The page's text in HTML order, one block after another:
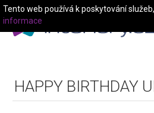
HAPPY BIRTHDAY
Tento web používá k poskytování
informace